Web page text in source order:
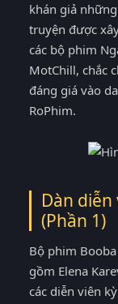
khán giả
truyện được
các bộ phim
MotChill, chắc
đáng giá vào
RoPhim.
Dàn
(Phần 1)
Bộ phim
gồm Elena
các diễn viên